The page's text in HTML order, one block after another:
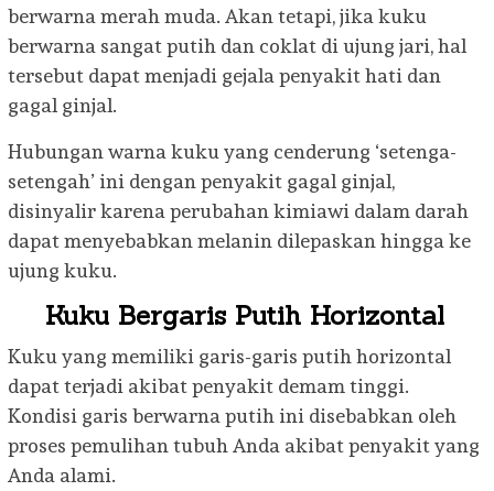
berwarna merah muda. Akan tetapi, jika kuku
berwarna sangat putih dan coklat di ujung jari, hal
tersebut dapat menjadi gejala penyakit hati dan
gagal ginjal.
Hubungan warna kuku yang cenderung ‘setenga-
setengah’ ini dengan penyakit gagal ginjal,
disinyalir karena perubahan kimiawi dalam darah
dapat menyebabkan melanin dilepaskan hingga ke
ujung kuku.
Kuku Bergaris Putih Horizontal
Kuku yang memiliki garis-garis putih horizontal
dapat terjadi akibat penyakit demam tinggi.
Kondisi garis berwarna putih ini disebabkan oleh
proses pemulihan tubuh Anda akibat penyakit yang
Anda alami.